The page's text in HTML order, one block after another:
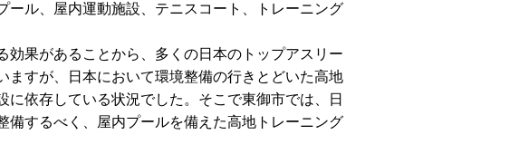
ール、屋内運動施設、テニスコート、トレーニング
果があることから、多くの日本のトップアスリー
ますが、日本において環境整備の行きとどいた高地
に依存している状況でした。そこで東御市では、日
備するべく、屋内プールを備えた高地トレーニング